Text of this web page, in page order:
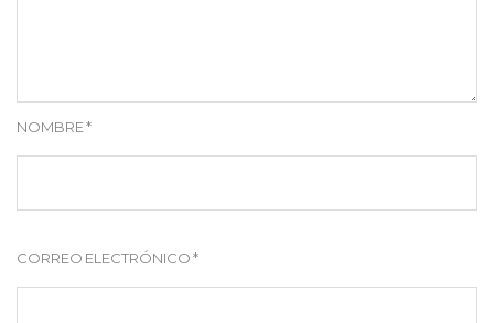
NOMBRE*
CORREO ELECTRÓNICO*